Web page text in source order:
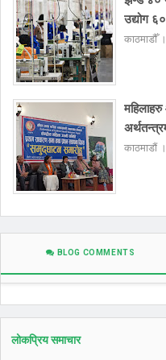
उद्योग
काठमाडौँ
काठमाडौं
BLOG COMMENTS
लोकप्रिय समाचार